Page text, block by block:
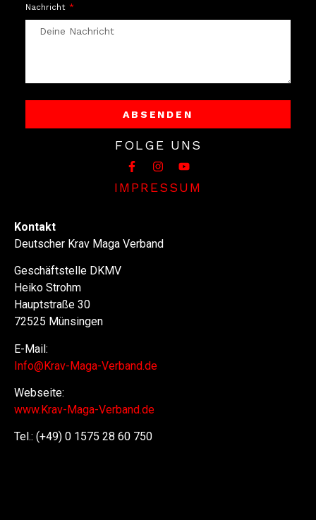
Nachricht
ABSENDEN
FOLGE UNS
IMPRESSUM
Kontakt
Deutscher Krav Maga Verband
Geschäftstelle DKMV
Heiko Strohm
Hauptstraße 30
72525 Münsingen
E-Mail:
Info@Krav-Maga-Verband.de
Webseite:
www.Krav-Maga-Verband.de
Tel.: (+49) 0 1575 28 60 750